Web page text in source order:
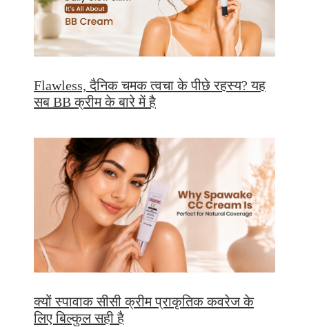
Flawless, दैनिक चमक त्वचा के पीछे रहस्य? यह
सब BB क्रीम के बारे में है
क्यों स्पावाक सीसी क्रीम प्राकृतिक कवरेज के
लिए बिल्कुल सही है